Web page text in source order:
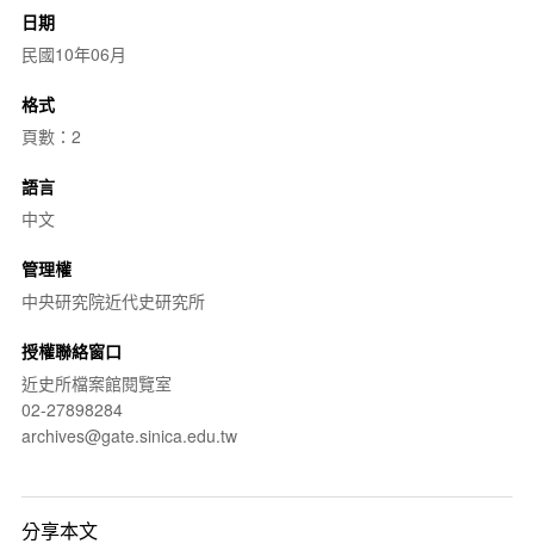
日期
民國10年06月
格式
頁數：2
語言
中文
管理權
中央研究院近代史研究所
授權聯絡窗口
近史所檔案館閱覽室
02-27898284
archives@gate.sinica.edu.tw
分享本文